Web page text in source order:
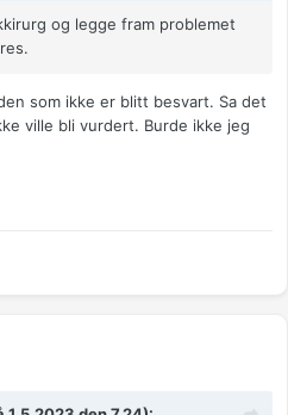
og legge fram problemet
som ikke er blitt besvart. Sa det
ville bli vurdert. Burde ikke jeg